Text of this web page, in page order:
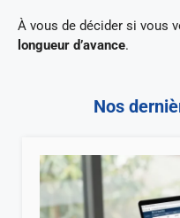
À vous de décider si vous
longueur d’avance.
Nos